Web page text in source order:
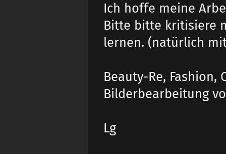
Ich hoffe meine
Bitte bitte kritisiere
lernen. (natürlich
Beauty-Re, Fashion,
Bilderbearbeitung
Lg